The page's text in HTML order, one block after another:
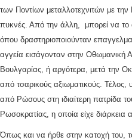
των Ποντίων μεταλλοτεχνιτών με
πυκνές. Από την άλλη, μπορεί να
όπου δραστηριοποιούνταν
αγγεία εισάγονταν στην Οθωμανική
Βουλγαρίας, ή αργότερα, μετά την
από τσαρικούς αξιωματικούς.
από Ρώσους στη ιδιαίτερη πατρίδα
Ρωσοκρατίας, η οποία είχε
Όπως και να ήρθε στην κατοχή του, το